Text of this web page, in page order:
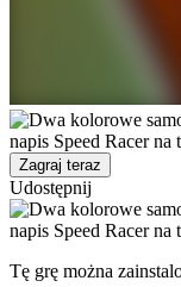
Zagraj teraz
Udostępnij
Tę grę można